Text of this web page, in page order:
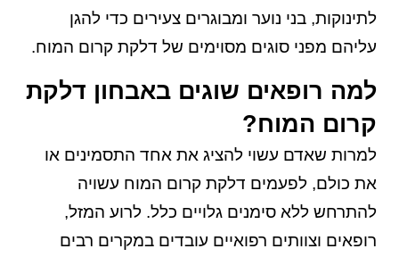
לתינוקות, בני נוער ומבוגרים צעירים כדי להגן
עליהם מפני סוגים מסוימים של דלקת קרום המוח.
למה רופאים שוגים באבחון דלקת
קרום המוח?
למרות שאדם עשוי להציג את אחד התסמינים או
את כולם, לפעמים דלקת קרום המוח עשויה
להתרחש ללא סימנים גלויים כלל. לרוע המזל,
רופאים וצוותים רפואיים עובדים במקרים רבים